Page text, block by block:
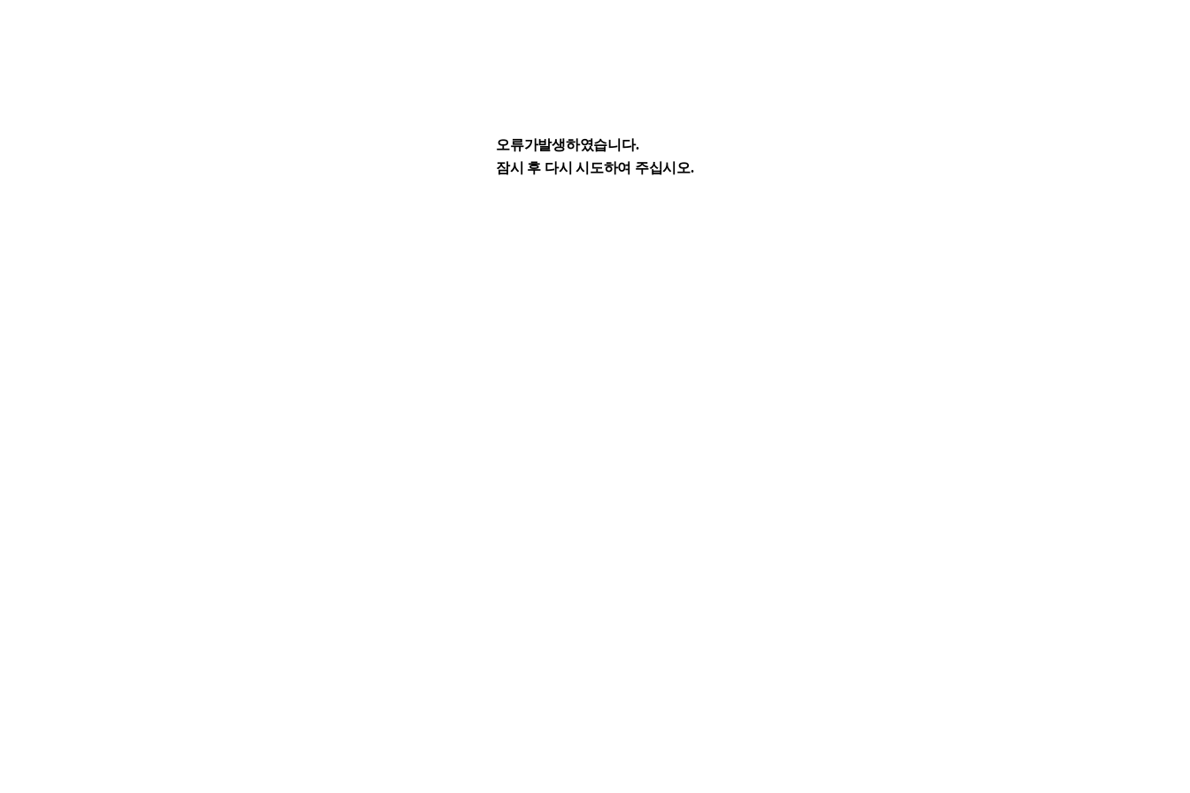
오류가발생하였습니다.
잠시 후 다시 시도하여 주십시오.